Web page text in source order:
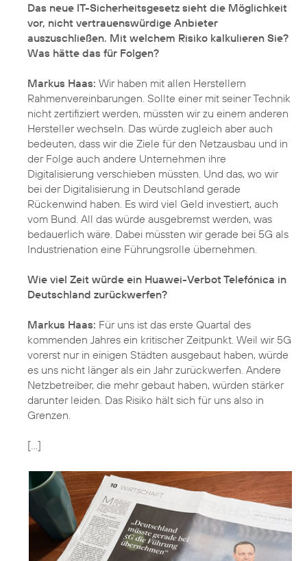
Das neue IT-Sicherheitsgesetz sieht die Möglichkeit
vor, nicht vertrauenswürdige Anbieter
auszuschließen. Mit welchem Risiko kalkulieren Sie?
Was hätte das für Folgen?
Markus Haas: Wir haben mit allen Herstellern
Rahmenvereinbarungen. Sollte einer mit seiner Technik
nicht zertifiziert werden, müssten wir zu einem anderen
Hersteller wechseln. Das würde zugleich aber auch
bedeuten, dass wir die Ziele für den Netzausbau und in
der Folge auch andere Unternehmen ihre
Digitalisierung verschieben müssten. Und das, wo wir
bei der Digitalisierung in Deutschland gerade
Rückenwind haben. Es wird viel Geld investiert, auch
vom Bund. All das würde ausgebremst werden, was
bedauerlich wäre. Dabei müssten wir gerade bei 5G als
Industrienation eine Führungsrolle übernehmen.
Wie viel Zeit würde ein Huawei-Verbot Telefónica in
Deutschland zurückwerfen?
Markus Haas: Für uns ist das erste Quartal des
kommenden Jahres ein kritischer Zeitpunkt. Weil wir 5G
vorerst nur in einigen Städten ausgebaut haben, würde
es uns nicht länger als ein Jahr zurückwerfen. Andere
Netzbetreiber, die mehr gebaut haben, würden stärker
darunter leiden. Das Risiko hält sich für uns also in
Grenzen.
[...]